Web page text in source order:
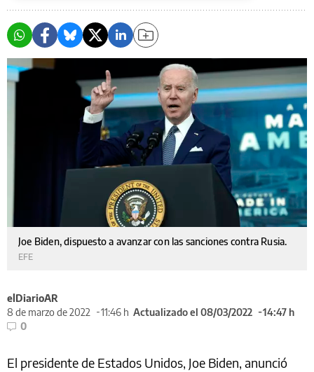
Joe Biden, dispuesto a avanzar con las sanciones contra Rusia.
EFE
elDiarioAR
8 de marzo de 2022
11:46 h Actualizado el 08/03/2022
14:47 h
0
El presidente de Estados Unidos, Joe Biden, anunció